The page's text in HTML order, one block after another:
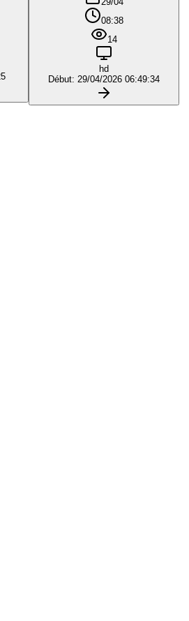
08:38
14
hd
Début: 29/04/2026 06:49:34